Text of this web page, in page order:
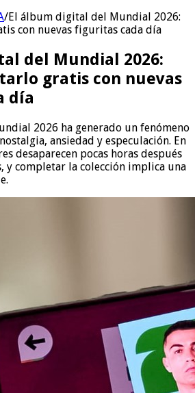
/El álbum digital del Mundial 2026:
con nuevas figuritas cada día
del Mundial 2026:
gratis con nuevas
día
2026 ha generado un fenómeno
ansiedad y especulación. En
desaparecen pocas horas después
y completar la colección implica una